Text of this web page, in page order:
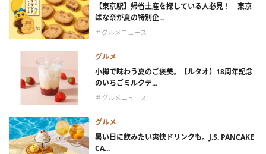
【東京駅】帰省土産を探している人必見！ 東京
ばな奈が夏の特別企...
＃グルメニュース
グルメ
小樽で味わう夏のご褒美。【ルタオ】18周年記念
のいちごミルクテ...
＃グルメニュース
グルメ
暑い日に飲みたい爽快ドリンクも。J.S. PANCAKE
CA...